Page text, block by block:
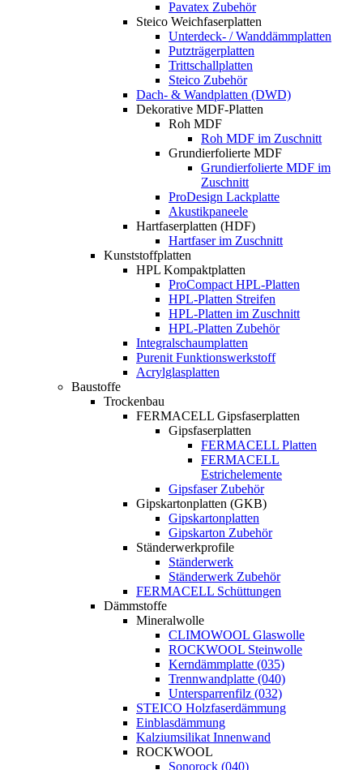
Pavatex Zubehör
Steico Weichfaserplatten
Unterdeck- / Wanddämmplatten
Putzträgerplatten
Trittschallplatten
Steico Zubehör
Dach- & Wandplatten (DWD)
Dekorative MDF-Platten
Roh MDF
Roh MDF im Zuschnitt
Grundierfolierte MDF
Grundierfolierte MDF im
Zuschnitt
ProDesign Lackplatte
Akustikpaneele
Hartfaserplatten (HDF)
Hartfaser im Zuschnitt
Kunststoffplatten
HPL Kompaktplatten
ProCompact HPL-Platten
HPL-Platten Streifen
HPL-Platten im Zuschnitt
HPL-Platten Zubehör
Integralschaumplatten
Purenit Funktionswerkstoff
Acrylglasplatten
Baustoffe
Trockenbau
FERMACELL Gipsfaserplatten
Gipsfaserplatten
FERMACELL Platten
FERMACELL
Estrichelemente
Gipsfaser Zubehör
Gipskartonplatten (GKB)
Gipskartonplatten
Gipskarton Zubehör
Ständerwerkprofile
Ständerwerk
Ständerwerk Zubehör
FERMACELL Schüttungen
Dämmstoffe
Mineralwolle
CLIMOWOOL Glaswolle
ROCKWOOL Steinwolle
Kerndämmplatte (035)
Trennwandplatte (040)
Untersparrenfilz (032)
STEICO Holzfaserdämmung
Einblasdämmung
Kalziumsilikat Innenwand
ROCKWOOL
Sonorock (040)